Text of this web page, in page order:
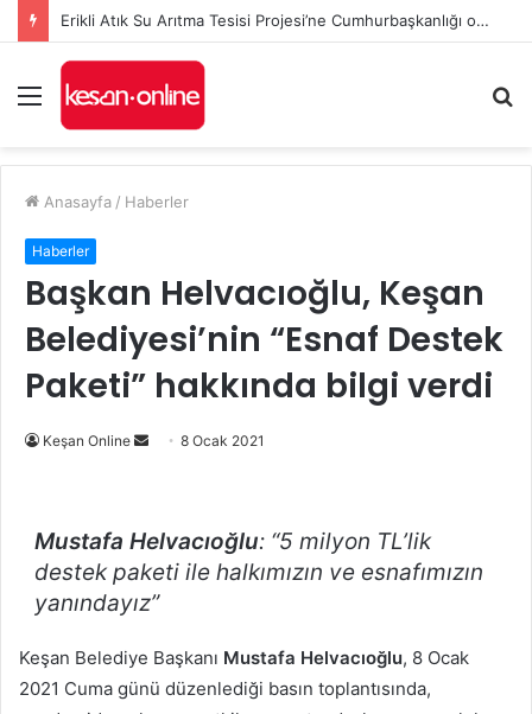
İl Genel Meclisi’nde Edirne’yi deniz hudut kapısına bir adım daha yaklaştıran Enez Limanı kararı
Menü
...
Anasayfa / Haberler
Haberler
Başkan Helvacıoğlu, Keşan
Belediyesi’nin “Esnaf Destek
Paketi” hakkında bilgi verdi
Keşan Online
Bir
8 Ocak 2021
Mustafa Helvacıoğlu: “5 milyon TL’lik
destek paketi ile halkımızın ve esnafımızın
yanındayız”
Keşan Belediye Başkanı Mustafa Helvacıoğlu, 8 Ocak
2021 Cuma günü düzenlediği basın toplantısında,